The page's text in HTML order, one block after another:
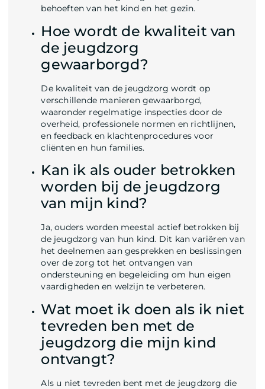
behoeften van het kind en het gezin.
Hoe wordt de kwaliteit van
de jeugdzorg
gewaarborgd?
De kwaliteit van de jeugdzorg wordt op
verschillende manieren gewaarborgd,
waaronder regelmatige inspecties door de
overheid, professionele normen en richtlijnen,
en feedback en klachtenprocedures voor
cliënten en hun families.
Kan ik als ouder betrokken
worden bij de jeugdzorg
van mijn kind?
Ja, ouders worden meestal actief betrokken bij
de jeugdzorg van hun kind. Dit kan variëren van
het deelnemen aan gesprekken en beslissingen
over de zorg tot het ontvangen van
ondersteuning en begeleiding om hun eigen
vaardigheden en welzijn te verbeteren.
Wat moet ik doen als ik niet
tevreden ben met de
jeugdzorg die mijn kind
ontvangt?
Als u niet tevreden bent met de jeugdzorg die